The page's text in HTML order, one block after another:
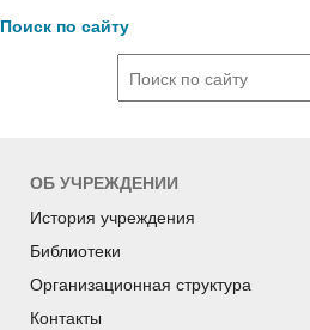
Поиск по сайту
ОБ УЧРЕЖДЕНИИ
История учреждения
Библиотеки
Организационная структура
Контакты